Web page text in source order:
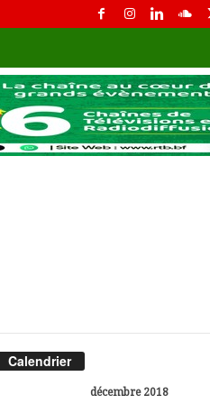
Calendrier
décembre 2018